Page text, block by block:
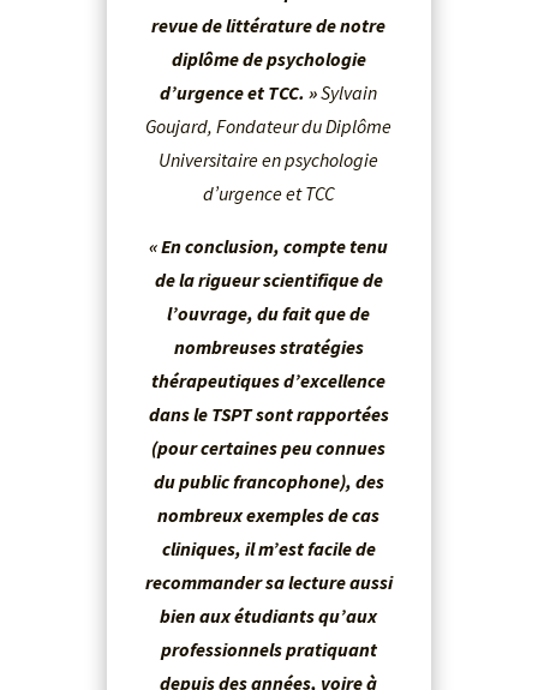
revue de littérature de notre
diplôme de psychologie
d’urgence et TCC. »Sylvain
Goujard, Fondateur du Diplôme
Universitaire en psychologie
d’urgence et TCC
« En conclusion, compte tenu
de la rigueur scientifique de
l’ouvrage, du fait que de
nombreuses stratégies
thérapeutiques d’excellence
dans le TSPT sont rapportées
(pour certaines peu connues
du public francophone), des
nombreux exemples de cas
cliniques, il m’est facile de
recommander sa lecture aussi
bien aux étudiants qu’aux
professionnels pratiquant
depuis des années, voire à